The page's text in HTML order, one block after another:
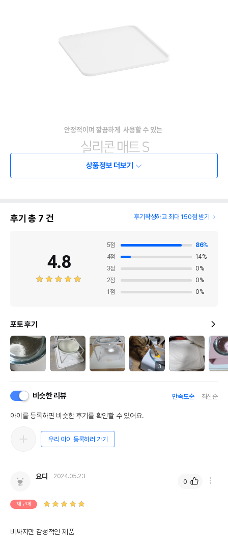
상품정보 더보기
후기 총 7 건 후기작성하고 최대 150점 받기
4.8
5점 86%
4점 14%
3점 0%
2점 0%
1 점 0%
포토 후기
3
비슷한 리뷰 만족도순 최신순
아이를 등록하면 비슷한 후기를 확인할 수 있어요.
우리 아이 등록하러 가기
요다 2024.05.23
재구매
비싸지만 감성적인 제품
0